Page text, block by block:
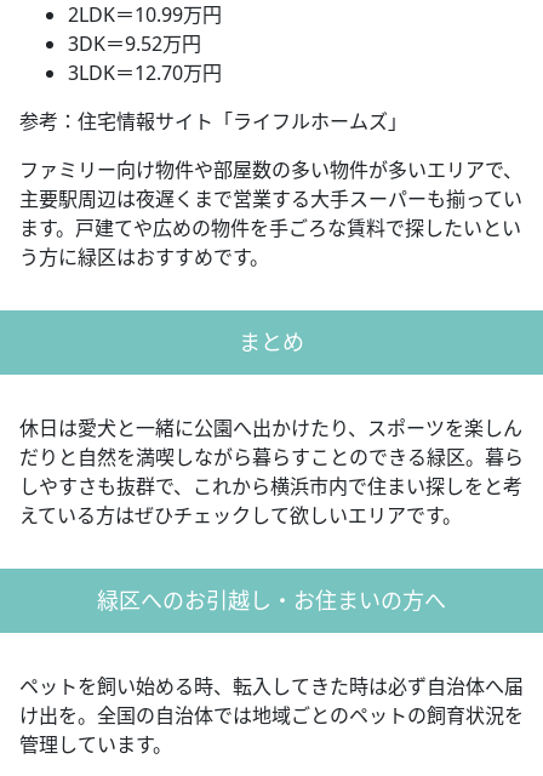
2LDK＝10.99万円
3DK＝9.52万円
3LDK＝12.70万円
参考：住宅情報サイト「ライフルホームズ」
ファミリー向け物件や部屋数の多い物件が多いエリアで、
主要駅周辺は夜遅くまで営業する大手スーパーも揃ってい
ます。戸建てや広めの物件を手ごろな賃料で探したいとい
う方に緑区はおすすめです。
まとめ
休日は愛犬と一緒に公園へ出かけたり、スポーツを楽しん
だりと自然を満喫しながら暮らすことのできる緑区。暮ら
しやすさも抜群で、これから横浜市内で住まい探しをと考
えている方はぜひチェックして欲しいエリアです。
緑区へのお引越し・お住まいの方へ
ペットを飼い始める時、転入してきた時は必ず自治体へ届
け出を。全国の自治体では地域ごとのペットの飼育状況を
管理しています。